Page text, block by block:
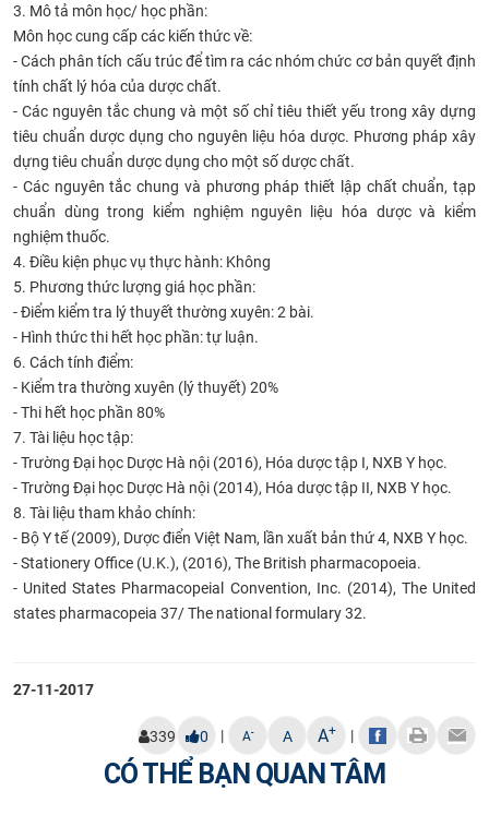
3. Mô tả môn học/ học phần:
Môn học cung cấp các kiến thức về:
- Cách phân tích cấu trúc để tìm ra các nhóm chức cơ bản quyết định
tính chất lý hóa của dược chất.
- Các nguyên tắc chung và một số chỉ tiêu thiết yếu trong xây dựng
tiêu chuẩn dược dụng cho nguyên liệu hóa dược. Phương pháp xây
dựng tiêu chuẩn dược dụng cho một số dược chất.
- Các nguyên tắc chung và phương pháp thiết lập chất chuẩn, tạp
chuẩn dùng trong kiểm nghiệm nguyên liệu hóa dược và kiểm
nghiệm thuốc.
4. Điều kiện phục vụ thực hành: Không
5. Phương thức lượng giá học phần:
- Điểm kiểm tra lý thuyết thường xuyên: 2 bài.
- Hình thức thi hết học phần: tự luận.
6. Cách tính điểm:
- Kiểm tra thường xuyên (lý thuyết) 20%
- Thi hết học phần 80%
7. Tài liệu học tập:
- Trường Đại học Dược Hà nội (2016), Hóa dược tập I, NXB Y học.
- Trường Đại học Dược Hà nội (2014), Hóa dược tập II, NXB Y học.
8. Tài liệu tham khảo chính:
- Bộ Y tế (2009), Dược điển Việt Nam, lần xuất bản thứ 4, NXB Y học.
- Stationery Office (U.K.), (2016), The British pharmacopoeia.
- United States Pharmacopeial Convention, Inc. (2014), The United
states pharmacopeia 37/ The national formulary 32.
27-11-2017
339 0 | A- A A+ |
CÓ THỂ BẠN QUAN TÂM